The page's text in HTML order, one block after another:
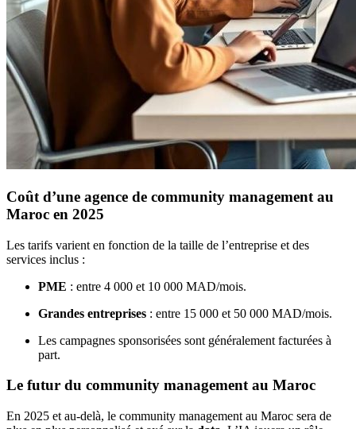
Coût d’une agence de community management au
Maroc en 2025
Les tarifs varient en fonction de la taille de l’entreprise et des
services inclus :
PME : entre 4 000 et 10 000 MAD/mois.
Grandes entreprises : entre 15 000 et 50 000 MAD/mois.
Les campagnes sponsorisées sont généralement facturées à
part.
Le futur du community management au Maroc
En 2025 et au-delà, le community management au Maroc sera de